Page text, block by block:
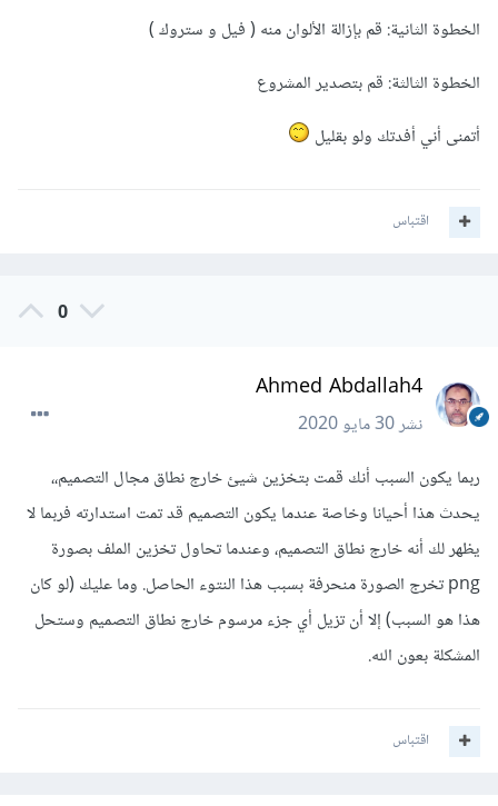
الخطوة الثانية: قم بإزالة الألوان منه ( فيل و ستروك )
الخطوة الثالثة: قم بتصدير المشروع
أتمنى أني أفدتك ولو بقليل
اقتباس
0
Ahmed Abdallah4
نشر30 مايو 2020
ربما يكون السبب أنك قمت بتخزين شيئ خارج نطاق مجال التصميم،،
يحدث هذا أحيانا وخاصة عندما يكون التصميم قد تمت استدارته فربما لا
يظهر لك أنه خارج نطاق التصميم، وعندما تحاول تخزين الملف بصورة
png تخرج الصورة منحرفة بسبب هذا النتوء الحاصل. وما عليك (لو كان
هذا هو السبب) إلا أن تزيل أي جزء مرسوم خارج نطاق التصميم وستحل
المشكلة بعون الله.
اقتباس